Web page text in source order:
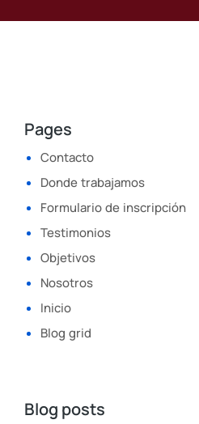
Pages
Contacto
Donde trabajamos
Formulario de inscripción
Testimonios
Objetivos
Nosotros
Inicio
Blog grid
Blog posts